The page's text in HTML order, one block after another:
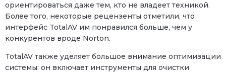
ориентироваться даже тем, кто не владеет техникой.
Более того, некоторые рецензенты отметили, что
интерфейс TotalAV им понравился больше, чем у
конкурентов вроде Norton.
TotalAV также уделяет большое внимание оптимизации
системы: он включает инструменты для очистки